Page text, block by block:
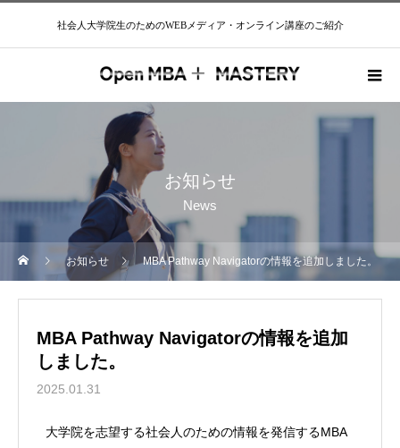
社会人大学院生のためのWEBメディア・オンライン講座のご紹介
お知らせ
News
お知らせ MBA Pathway Navigatorの情報を追加しました。
MBA Pathway Navigatorの情報を追加
しました。
2025.01.31
大学院を志望する社会人のための情報を発信するMBA